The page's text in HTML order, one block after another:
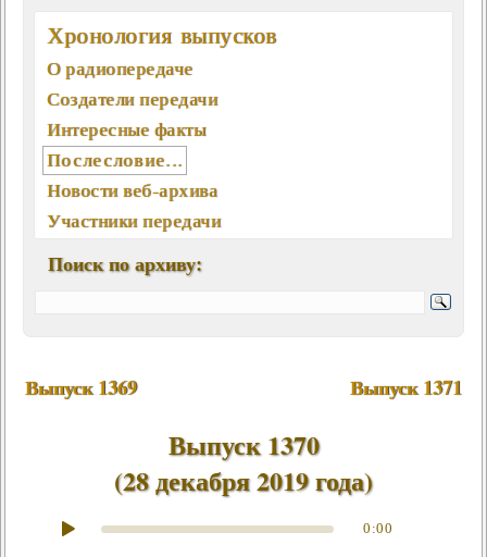
Хронология выпусков
О радиопередаче
Создатели передачи
Интересные факты
Послесловие...
Новости веб-архива
Участники передачи
Статьи, интервью, книги
Памятные даты августа
Песни, мелодии
Композиторы
Поэты
Поиск по архиву:
Выпуск 1369 Выпуск 1371
Выпуск 1370
(28 декабря 2019 года)
0:00